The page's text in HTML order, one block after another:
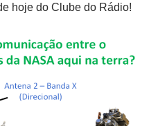
hoje do Clube do Rádio!